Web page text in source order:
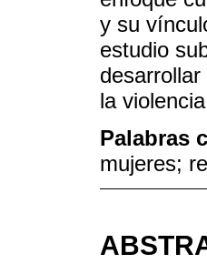
y su
estudio
la
Palabras
mujeres;